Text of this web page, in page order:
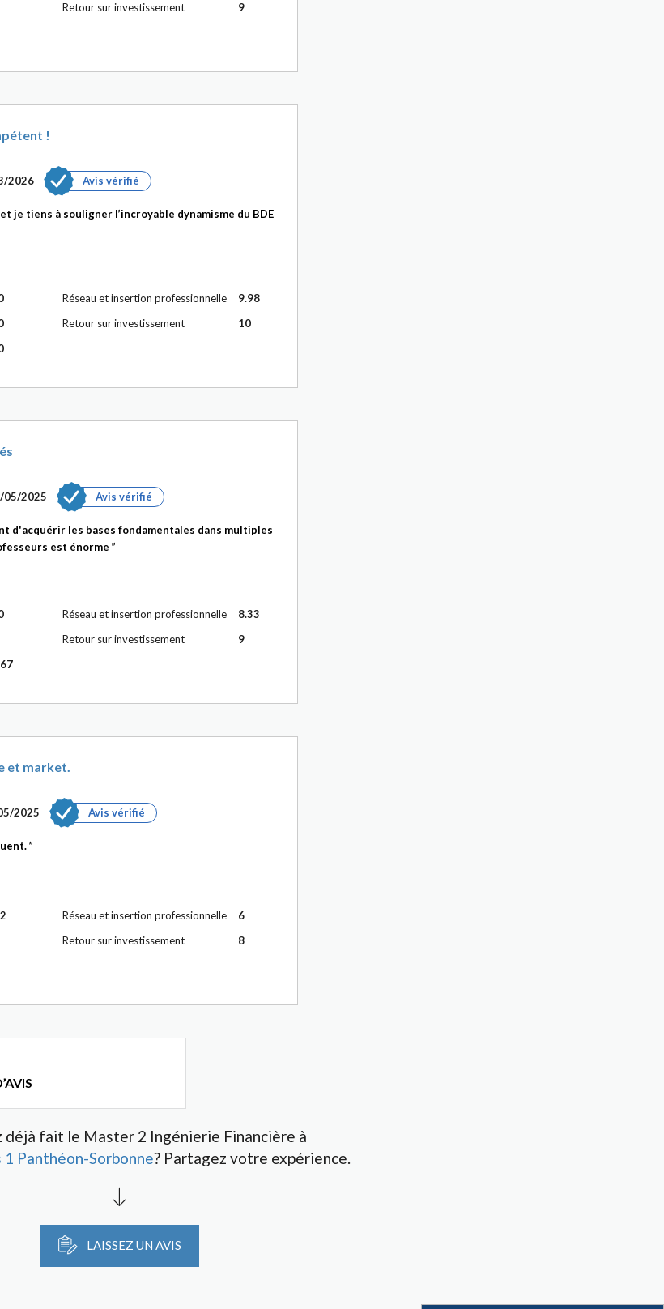
Retour sur investissement
9
!
2026 Avis vérifié
je tiens à souligner l’incroyable dynamisme du BDE
Réseau et insertion professionnelle
9.98
Retour sur investissement
10
05/2025 Avis vérifié
d'acquérir les bases fondamentales dans multiples
est énorme
Réseau et insertion professionnelle
8.33
Retour sur investissement
9
et market.
2025 Avis vérifié
Réseau et insertion professionnelle
6
Retour sur investissement
8
déjà fait le Master 2 Ingénierie Financière à
Panthéon-Sorbonne? Partagez votre expérience.
LAISSEZ UN AVIS